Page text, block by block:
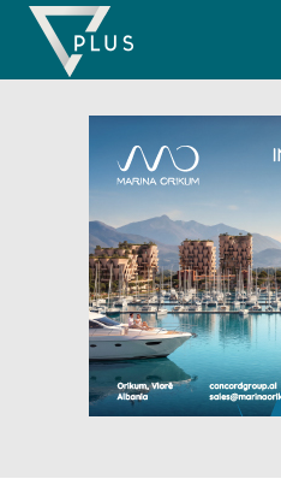
Skip
content